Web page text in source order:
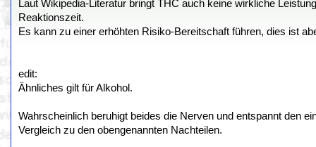
Laut Wikipedia-Literatur bringt THC auch keine wirkliche
Reaktionszeit.
Es kann zu einer erhöhten Risiko-Bereitschaft führen, dies ist
edit:
Ähnliches gilt für Alkohol.
Wahrscheinlich beruhigt beides die Nerven und entspannt den
Vergleich zu den obengenannten Nachteilen.